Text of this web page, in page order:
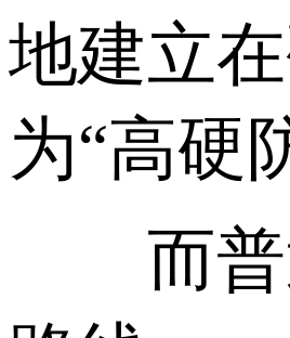
地建立
为“高硬
而普通